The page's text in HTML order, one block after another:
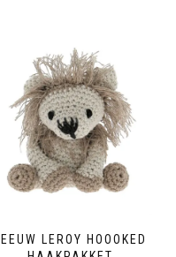
LEEUW LEROY HOOOKED